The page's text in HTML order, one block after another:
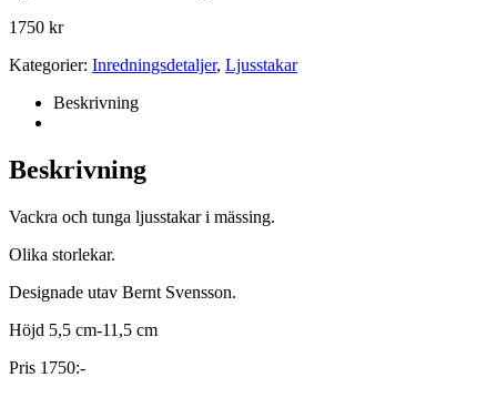
1750 kr
Kategorier: Inredningsdetaljer, Ljusstakar
Beskrivning
Beskrivning
Vackra och tunga ljusstakar i mässing.
Olika storlekar.
Designade utav Bernt Svensson.
Höjd 5,5 cm-11,5 cm
Pris 1750:-